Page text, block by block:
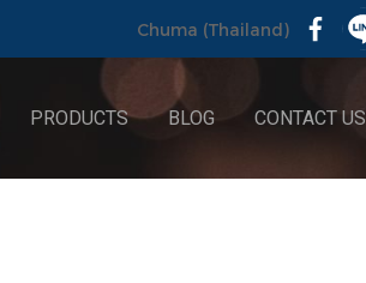
Chuma (Thailand)
PRODUCTS BLOG CONTACT US